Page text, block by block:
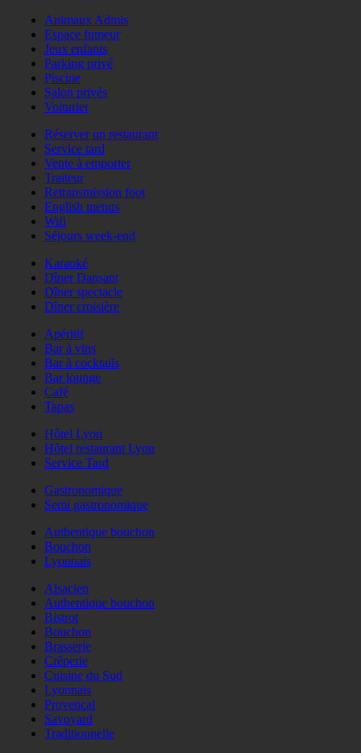
Animaux Admis
Espace fumeur
Jeux enfants
Parking privé
Piscine
Salon privés
Voiturier
Réserver un restaurant
Service tard
Vente à emporter
Traiteur
Retransmission foot
English menus
Wifi
Séjours week-end
Karaoké
Dîner Dansant
Dîner spectacle
Dîner croisière
Apéritif
Bar à vins
Bar à cocktails
Bar lounge
Café
Tapas
Hôtel Lyon
Hôtel restaurant Lyon
Service Tard
Gastronomique
Semi gastronomique
Authentique bouchon
Bouchon
Lyonnais
Alsacien
Authentique bouchon
Bistrot
Bouchon
Brasserie
Crêperie
Cuisine du Sud
Lyonnais
Provençal
Savoyard
Traditionnelle